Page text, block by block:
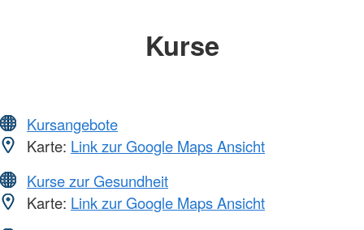
Kurse
Kursangebote
Karte: Link zur Google Maps Ansicht
Kurse zur Gesundheit
Karte: Link zur Google Maps Ansicht